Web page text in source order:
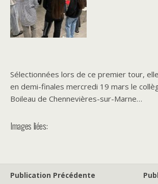
Sélectionnées lors de ce premier tour,
en demi-finales mercredi 19 mars le
Boileau de Chennevières-sur-Marne…
Images liées:
Publication Précédente